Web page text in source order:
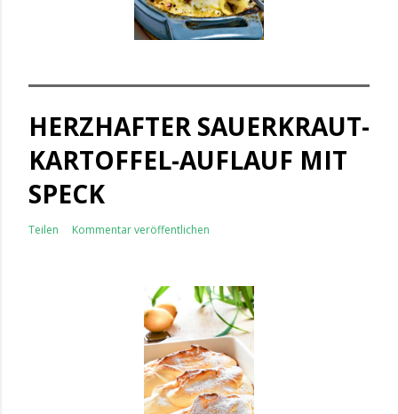
HERZHAFTER SAUERKRAUT-
KARTOFFEL-AUFLAUF MIT
SPECK
Teilen Kommentar veröffentlichen